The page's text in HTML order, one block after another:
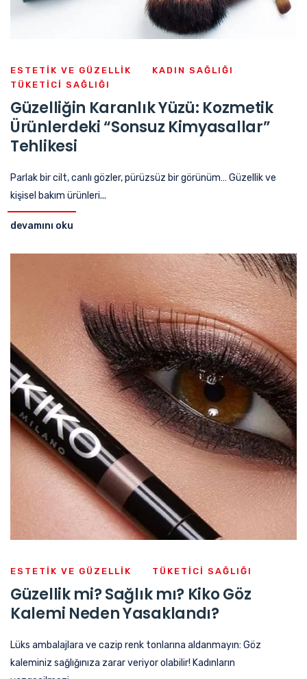
ESTETIK VE GÜZELLIK
KADIN SAĞLIĞI
TÜKETICI SAĞLIĞI
Güzelliğin Karanlık Yüzü: Kozmetik
Ürünlerdeki “Sonsuz Kimyasallar”
Tehlikesi
Parlak bir cilt, canlı gözler, pürüzsüz bir görünüm… Güzellik ve
kişisel bakım ürünleri...
devamını oku
ESTETIK VE GÜZELLIK TÜKETICI SAĞLIĞI
Güzellik mi? Sağlık mı? Kiko Göz
Kalemi Neden Yasaklandı?
Lüks ambalajlara ve cazip renk tonlarına aldanmayın: Göz
kaleminiz sağlığınıza zarar veriyor olabilir! Kadınların